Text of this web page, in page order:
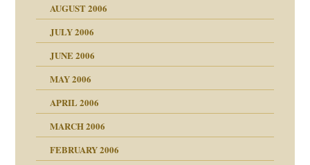
AUGUST 2006
JULY 2006
JUNE 2006
MAY 2006
APRIL 2006
MARCH 2006
FEBRUARY 2006